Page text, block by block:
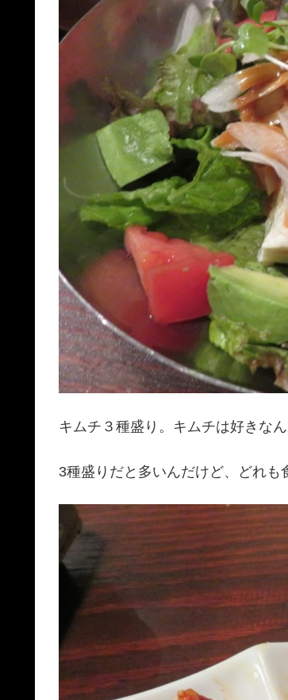
キムチ３種盛り。キムチは好きな
3種盛りだと多いんだけど、どれも